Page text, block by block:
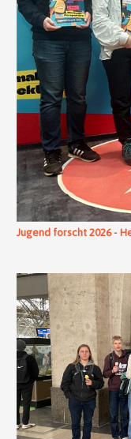
Jugend forscht 2026 -